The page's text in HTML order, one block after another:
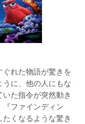
れた物語が驚きを
に、他の人にもな
た指令が突然動き
ファインディン
くなるような驚き